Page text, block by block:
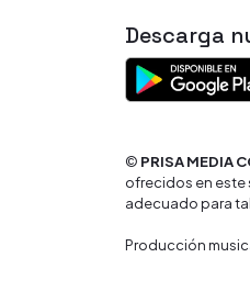
Descarga
© PRISA MEDIA
ofrecidos en este
adecuado para tal
Producción